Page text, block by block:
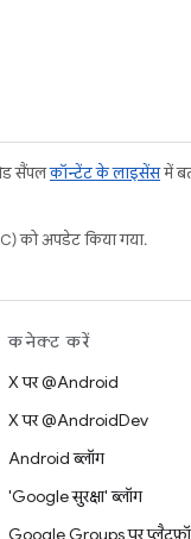
सैंपलकॉन्टेंट के लाइसेंसमें
को अपडेट किया गया.
कनेक्ट करें
X पर @Android
X पर @AndroidDev
Android ब्लॉग
'Google सुरक्षा' ब्लॉग
Google Groups पर